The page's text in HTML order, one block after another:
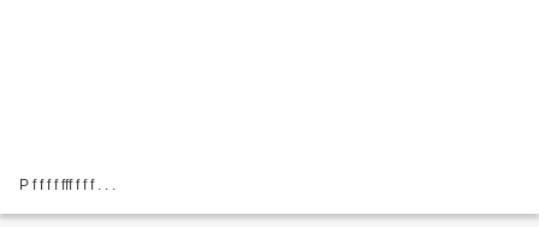
P f f f f fff f f f . . .